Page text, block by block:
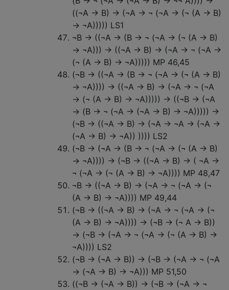
((¬A → B) → (¬A → ¬ (¬A → (¬ (A → B)
→ ¬A))))) LS1
¬B → ((¬A → (B → ¬ (¬A → (¬ (A → B)
→ ¬A))) → ((¬A → B) → (¬A → ¬ (¬A →
(¬ (A → B) → ¬A))))) MP 46,45
(¬B → ((¬A → (B → ¬ (¬A → (¬ (A → B)
→ ¬A)))) → ((¬A → B) → (¬A → ¬ (¬A
→ (¬ (A → B) → ¬A))))) → ((¬B → (¬A
→ (B → ¬ (¬A → (¬A → B) → ¬A))))) →
(¬B → ((¬A → B) → (¬A → ¬A → (¬A →
(¬A → B) → ¬A)) )))) LS2
(¬B → (¬A → (B → ¬ (¬A → (¬ (A → B)
→ ¬A)))) → (¬B → ((¬A → B) → ( ¬A →
¬ (¬A → (¬ (A → B) → ¬A)))) MP 48,47
¬B → ((¬A → B) → (¬A → ¬ (¬A → (¬
(A → B) → ¬A)))) MP 49,44
(¬B → ((¬A → B) → (¬A → ¬ (¬A → (¬
(A → B) → ¬A)))) → (¬B → (¬ A → B))
→ (¬B → (¬A → ¬ (¬A → (¬ (A → B) →
¬A)))) LS2
(¬B → (¬A → B)) → (¬B → (¬A → ¬ (¬A
→ (¬A → B) → ¬A))) MP 51,50
((¬B → (¬A → B)) → (¬B → (¬A → ¬